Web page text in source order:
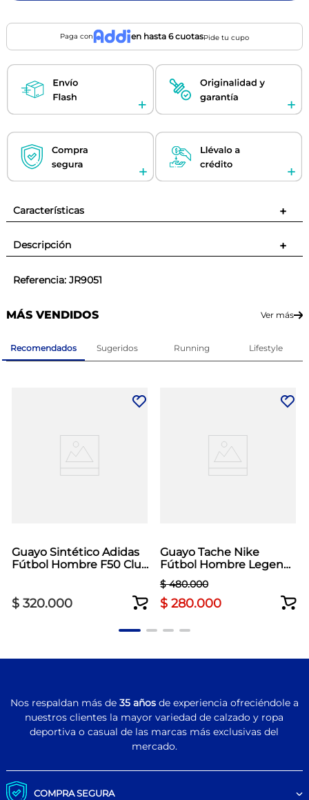
Paga con en hasta 6 cuotasPide tu cupo
Características +
Descripción +
Referencia: JR9051
MÁS VENDIDOS Ver más
Recomendados Sugeridos Running Lifestyle
Guayo Sintético Adidas
Fútbol Hombre F50 Club
$ 320.000
Guayo Tache Nike
Fútbol Hombre Legend
10 Academy Gris
$ 480.000
$ 280.000
Nos respaldan más de 35 añosde experiencia ofreciéndole a
nuestros clientes la mayor variedad de calzado y ropa
deportiva o casual de las marcas más exclusivas del
mercado.
COMPRA SEGURA